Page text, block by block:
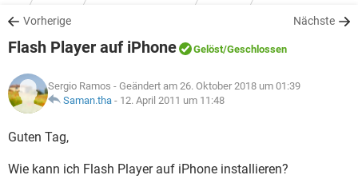
WINDOWS 10
WHATSAPP TIKTOK
FACEBOOK
SPIELE STREAMING
WHATSAPP TIKTOK
FACEBOOK
DOWNLOADS
SPIELE STREAMING
ANDROID
WINDOWS 10 INSTAGRAM
WHATSAPP
SPIELE STREAMING
ANDROID
WINDOWS 10
WHATSAPP TIKTOK
LEXIKON
SPIELE
Vorherige Nächste
Flash Player auf iPhone Gelöst/Geschlossen
Sergio Ramos - Geändert am 26. Oktober 2018 um 01:39
Saman.tha - 12. April 2011 um 11:48
Guten Tag,
Wie kann ich Flash Player auf iPhone installieren?